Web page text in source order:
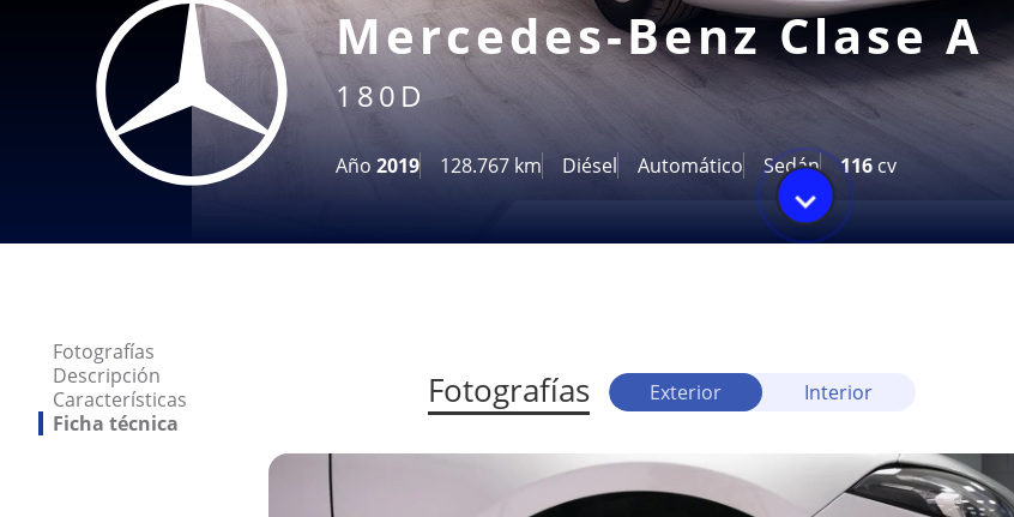
Mercedes-Benz Clase A
180D
Año 2019 128.767 km Diésel Automático Sedán 116 cv
Fotografías
Descripción
Características
Ficha técnica
Fotografías Exterior Interior